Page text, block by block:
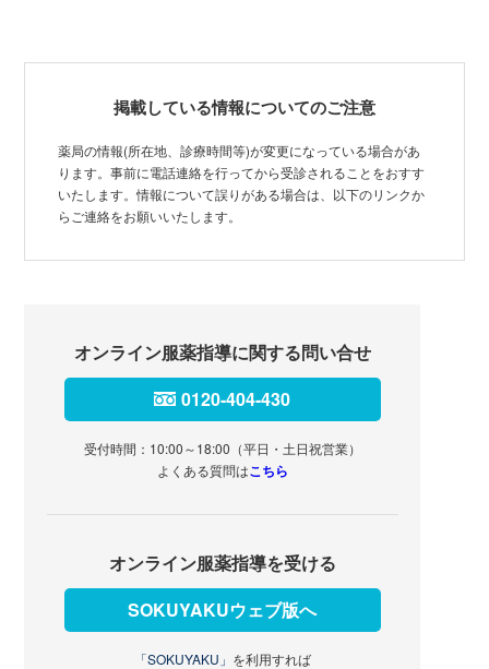
掲載している情報についてのご注意
薬局の情報(所在地、診療時間等)が変更になっている場合があ
ります。事前に電話連絡を行ってから受診されることをおすす
いたします。情報について誤りがある場合は、以下のリンクか
らご連絡をお願いいたします。
オンライン服薬指導に関する問い合せ
0120-404-430
受付時間：10:00～18:00（平日・土日祝営業）
よくある質問はこちら
オンライン服薬指導を受ける
SOKUYAKUウェブ版へ
「SOKUYAKU」 を利用すれば